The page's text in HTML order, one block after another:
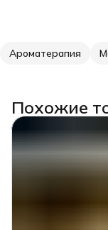
Ароматерапия
Похожие